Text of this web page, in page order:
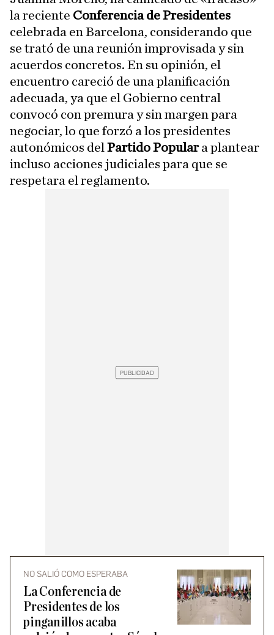
la reciente Conferencia de Presidentes
celebrada en Barcelona, considerando que
se trató de una reunión improvisada y sin
acuerdos concretos. En su opinión, el
encuentro careció de una planificación
adecuada, ya que el Gobierno central
convocó con premura y sin margen para
negociar, lo que forzó a los presidentes
autonómicos del Partido Populara plantear
incluso acciones judiciales para que se
respetara el reglamento.
NO SALIÓ COMO ESPERABA
La Conferencia de
Presidentes de los
pinganillos acaba